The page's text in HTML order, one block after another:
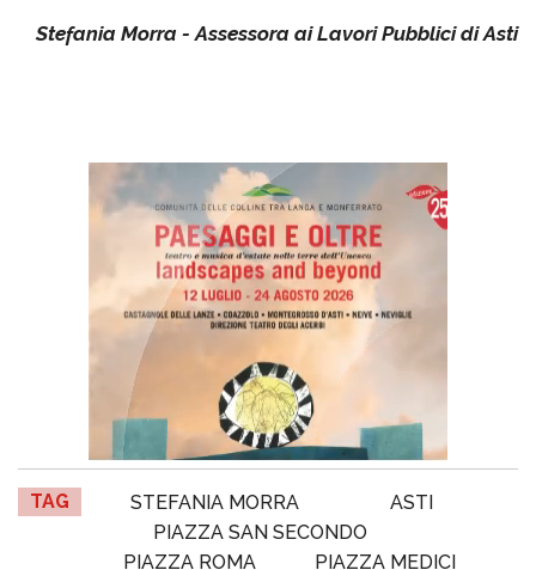
Stefania Morra - Assessora ai Lavori Pubblici di Asti
TAG STEFANIA MORRA
ASTI
PIAZZA SAN SECONDO
PIAZZA ROMA
PIAZZA MEDICI